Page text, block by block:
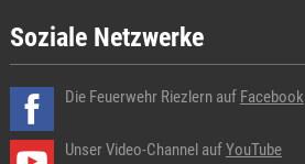
Soziale Netzwerke
Die Feuerwehr Riezlern auf Facebook
Unser Video-Channel aufYouTube